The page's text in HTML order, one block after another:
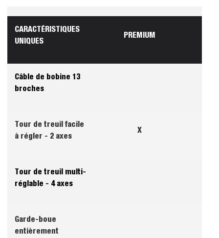
CARACTÉRISTIQUES
UNIQUES
PREMIUM
Câble de bobine 13
broches
Tour de treuil facile
à régler - 2 axes
X
Tour de treuil multi-
réglable - 4 axes
Garde-boue
entièrement